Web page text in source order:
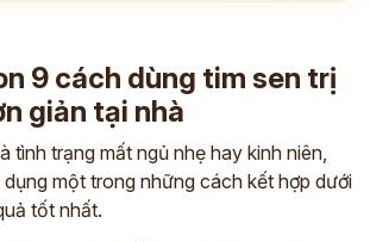
9 cách dùng tim sen trị
giản tại nhà
tình trạng mất ngủ nhẹ hay kinh niên,
một trong những cách kết hợp dưới
tốt nhất.